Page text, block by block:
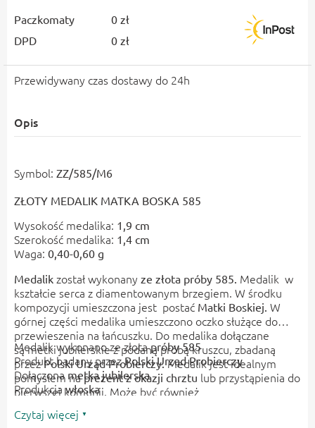
Paczkomaty
0 zł
DPD
0 zł
Przewidywany czas dostawy do 24h
Opis
Symbol: ZZ/585/M6
ZŁOTY MEDALIK MATKA BOSKA 585
Wysokość medalika: 1,9 cm
Szerokość medalika: 1,4 cm
Waga: 0,40-0,60 g
Medalik został wykonany ze złota próby 585. Medalik w
kształcie serca z diamentowanym brzegiem. W środku
kompozycji umieszczona jest postać Matki Boskiej. W
górnej części medalika umieszczono oczko służące do
przewieszenia na łańcuszku. Do medalika dołączane
są metki jubilerskie z podaną próbą kruszcu, zbadaną
przezPolski Urząd Probierczy. Medalik jest idealnym
pomysłem naprezent z okazji chrztu lub przystąpienia do
pierwszej komunii. Może być również
od wieku czy okazji.
Medalik wykonano ze złotapróby 585
Produkt badany przezPolski Urząd Probierczy
Dołączona metka jubilerska
Produkcjawłoska
Możliwość wykonania
Czytaj więcej